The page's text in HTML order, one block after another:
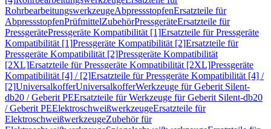
RohrbearbeitungswerkzeugeAbpressstopfenErsatzteile für
AbpressstopfenPrüfmittelZubehörPressgeräteErsatzteile für
PressgerätePressgeräte Kompatibilität [1]Ersatzteile für Pressgeräte
Kompatibilität [1]Pressgeräte Kompatibilität [2]Ersatzteile für
Pressgeräte Kompatibilität [2]Pressgeräte Kompatibilität
[2XL]Ersatzteile für Pressgeräte Kompatibilität [2XL]Pressgeräte
Kompatibilität [4] / [2]Ersatzteile für Pressgeräte Kompatibilität [4] /
[2]UniversalkofferUniversalkofferWerkzeuge für Geberit Silent-
db20 / Geberit PEErsatzteile für Werkzeuge für Geberit Silent-db20
/ Geberit PEElektroschweißwerkzeugeErsatzteile für
ElektroschweißwerkzeugeZubehör für